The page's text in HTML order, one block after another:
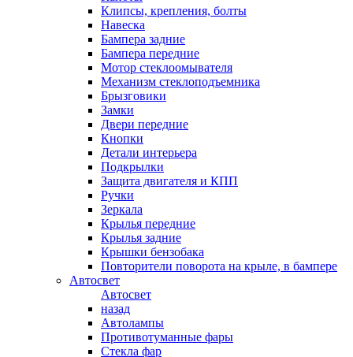
Клипсы, крепления, болты
Навеска
Бампера задние
Бампера передние
Мотор стеклоомывателя
Механизм стеклоподъемника
Брызговики
Замки
Двери передние
Кнопки
Детали интерьера
Подкрылки
Защита двигателя и КПП
Ручки
Зеркала
Крылья передние
Крылья задние
Крышки бензобака
Повторители поворота на крыле, в бампере
Автосвет
Автосвет
назад
Автолампы
Противотуманные фары
Стекла фар